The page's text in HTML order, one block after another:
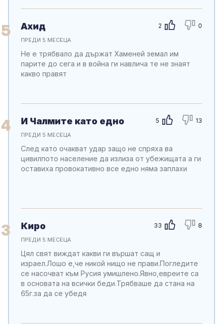
5 2 0
Ахид
ПРЕДИ 5 МЕСЕЦА
Не е трябвало да държат Хаменей земал им
парите до сега и в война ги навлича те не знаят
какво правят
4 5 13
И Чалмите като едно
ПРЕДИ 5 МЕСЕЦА
След като очакват удар защо не спряха ва
цивилпото население да излиза от убежищата а ги
оставиха провокативно все едно няма заплахи
3 33 8
Киро
ПРЕДИ 5 МЕСЕЦА
Цял свят виждат какви ги вършат сащ и
израел.Лошо е,че никой нищо не прави.Погледите
се насочват към Русия умишлено.Явно,евреите са
в основата на всички беди.Трябваше да стана на
65г.за да се убедя